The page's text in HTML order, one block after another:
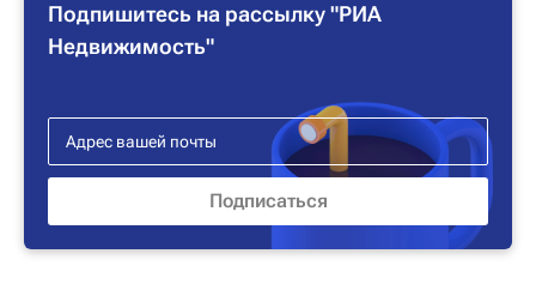
Подпишитесь на рассылку "РИА
Недвижимость"